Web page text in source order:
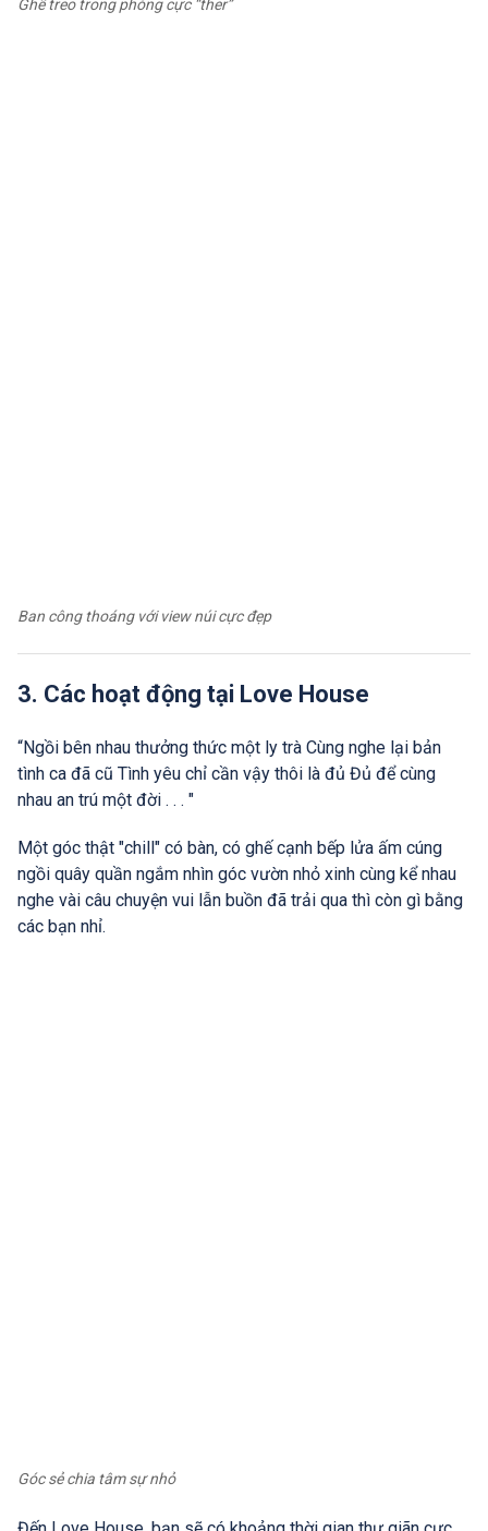
Ghế treo trong phòng cực “ther”
Ban công thoáng với view núi cực đẹp
3. Các hoạt động tại Love House
“Ngồi bên nhau thưởng thức một ly trà Cùng nghe lại bản
tình ca đã cũ Tình yêu chỉ cần vậy thôi là đủ Đủ để cùng
nhau an trú một đời . . . "
Một góc thật "chill" có bàn, có ghế cạnh bếp lửa ấm cúng
ngồi quây quần ngắm nhìn góc vườn nhỏ xinh cùng kể nhau
nghe vài câu chuyện vui lẫn buồn đã trải qua thì còn gì bằng
các bạn nhỉ.
Góc sẻ chia tâm sự nhỏ